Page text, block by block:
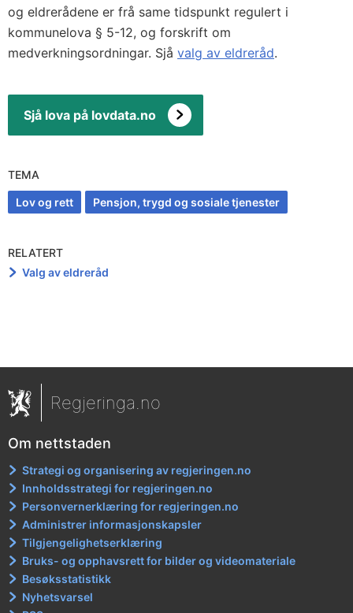
og eldrerådene er frå same tidspunkt regulert i
kommunelova § 5-12, og forskrift om
medverkningsordningar. Sjå valg av eldreråd.
Sjå lova på lovdata.no
TEMA
Lov og rett Pensjon, trygd og sosiale tjenester
RELATERT
Valg av eldreråd
Regjeringa.no
Om nettstaden
Strategi og organisering av regjeringen.no
Innholdsstrategi for regjeringen.no
Personvernerklæring for regjeringen.no
Administrer informasjonskapsler
Tilgjengelighetserklæring
Bruks- og opphavsrett for bilder og videomateriale
Besøksstatistikk
Nyhetsvarsel